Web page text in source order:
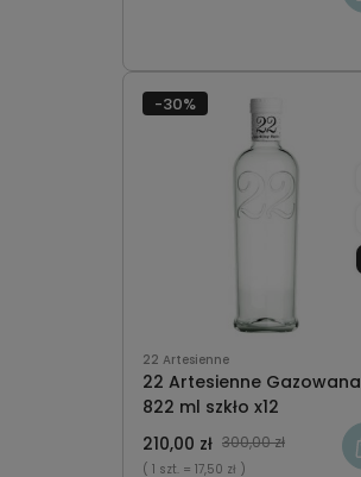
22 Artesienne
22 Artesienne Gazowana
822 ml szkło x12
210,00 zł 300,00 zł
( 1 szt. = 17,50 zł )
-30%